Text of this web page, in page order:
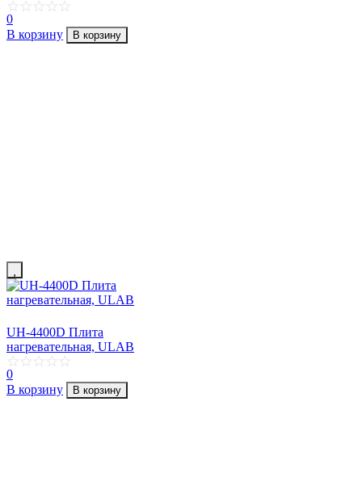
0
В корзину
В корзину
UH-4400D Плита
нагревательная, ULAB
0
В корзину
В корзину